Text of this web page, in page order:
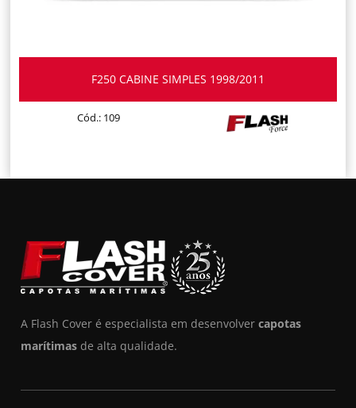
F250 CABINE SIMPLES 1998/2011
Cód.: 109
A Flash Cover é especialista em desenvolver capotas
marítimas de alta qualidade.